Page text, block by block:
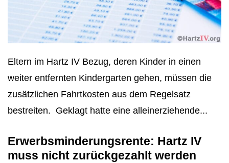
Eltern im Hartz IV Bezug, deren Kinder in einen
weiter entfernten Kindergarten gehen, müssen die
zusätzlichen Fahrtkosten aus dem Regelsatz
bestreiten. Geklagt hatte eine alleinerziehende...
Erwerbsminderungsrente: Hartz IV
muss nicht zurückgezahlt werden